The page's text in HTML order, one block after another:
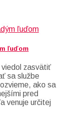
ľuďom
viedol zasvätiť
sa službe
ako sa
pred
venuje určitej